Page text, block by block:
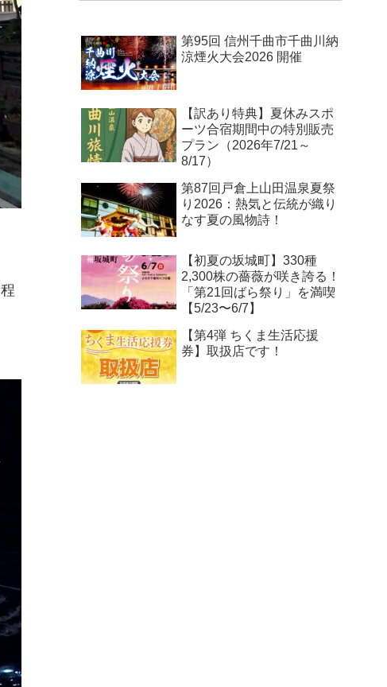
第95回 信州千曲市千曲川納
涼煙火大会2026 開催
【訳あり特典】夏休みスポ
ーツ合宿期間中の特別販売
プラン（2026年7/21～
8/17）
第87回戸倉上山田温泉夏祭
り2026：熱気と伝統が織り
なす夏の風物詩！
【初夏の坂城町】330種
2,300株の薔薇が咲き誇る！
「第21回ばら祭り」を満喫
【5/23〜6/7】
【第4弾 ちくま生活応援
券】取扱店です！